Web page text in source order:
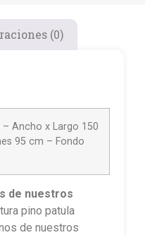
(0)
Ancho x Largo 150
95 cm – Fondo
de nuestros
pino patula
de nuestros